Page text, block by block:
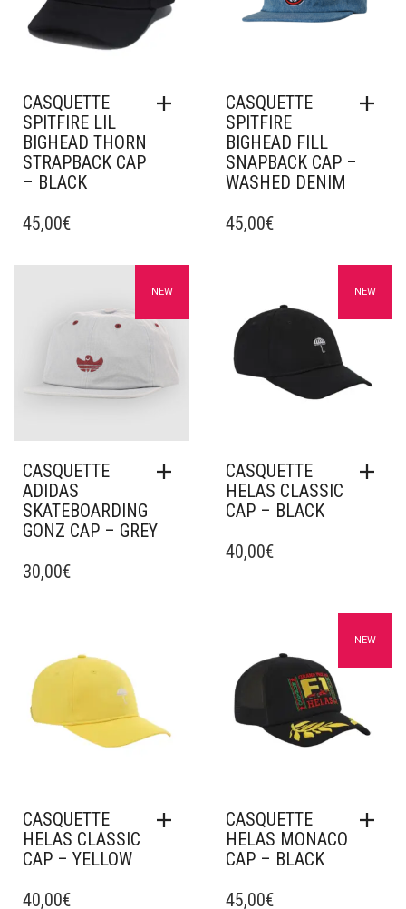
CASQUETTE
SPITFIRE LIL
BIGHEAD THORN
STRAPBACK CAP
– BLACK
45,00€
CASQUETTE
SPITFIRE
BIGHEAD FILL
SNAPBACK CAP –
WASHED DENIM
45,00€
Ajouter à mes favorisNEW
CASQUETTE
ADIDAS
SKATEBOARDING
GONZ CAP – GREY
30,00€
Ajouter à mes favorisNEW
CASQUETTE
HELAS CLASSIC
CAP – BLACK
40,00€
CASQUETTE
HELAS CLASSIC
CAP – YELLOW
40,00€
Ajouter à mes favorisNEW
CASQUETTE
HELAS MONACO
CAP – BLACK
45,00€